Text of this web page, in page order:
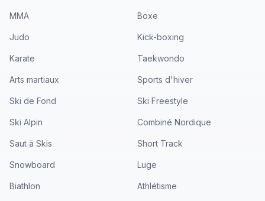
MMA Boxe
Judo Kick-boxing
Karate Taekwondo
Arts martiaux Sports d'hiver
Ski de Fond Ski Freestyle
Ski Alpin Combiné Nordique
Saut à Skis Short Track
Snowboard Luge
Biathlon Athlétisme